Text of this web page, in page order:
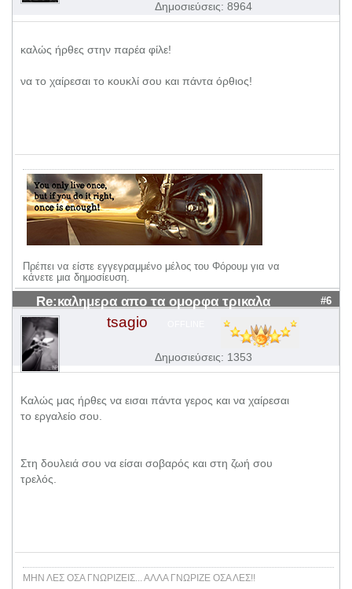
Δημοσιεύσεις: 8964
καλώς ήρθες στην παρέα φίλε!
να το χαίρεσαι το κουκλί σου και πάντα όρθιος!
Πρέπει να είστε εγγεγραμμένο μέλος του Φόρουμ για να
κάνετε μια δημοσίευση.
Re:καλημερα απο τα ομορφα τρικαλα #6
tsagio
Δημοσιεύσεις: 1353
Καλώς μας ήρθες να εισαι πάντα γερος και να χαίρεσαι
το εργαλείο σου.
Στη δουλειά σου να είσαι σοβαρός και στη ζωή σου
τρελός.
ΜΗΝ ΛΕΣ ΟΣΑ ΓΝΩΡΙΖΕΙΣ... ΑΛΛΑ ΓΝΩΡΙΖΕ ΟΣΑ ΛΕΣ!!